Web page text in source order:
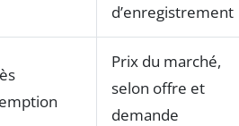
d’enregistrement
Prix du marché,
selon offre et
demande